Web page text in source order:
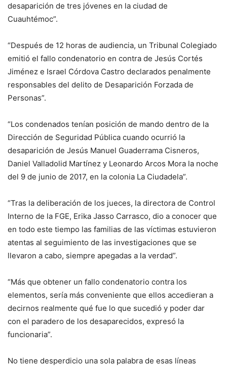
desaparición de tres jóvenes en la ciudad de
Cuauhtémoc”.
“Después de 12 horas de audiencia, un Tribunal Colegiado
emitió el fallo condenatorio en contra de Jesús Cortés
Jiménez e Israel Córdova Castro declarados penalmente
responsables del delito de Desaparición Forzada de
Personas”.
“Los condenados tenían posición de mando dentro de la
Dirección de Seguridad Pública cuando ocurrió la
desaparición de Jesús Manuel Guaderrama Cisneros,
Daniel Valladolid Martínez y Leonardo Arcos Mora la noche
del 9 de junio de 2017, en la colonia La Ciudadela”.
“Tras la deliberación de los jueces, la directora de Control
Interno de la FGE, Erika Jasso Carrasco, dio a conocer que
en todo este tiempo las familias de las víctimas estuvieron
atentas al seguimiento de las investigaciones que se
llevaron a cabo, siempre apegadas a la verdad”.
“Más que obtener un fallo condenatorio contra los
elementos, sería más conveniente que ellos accedieran a
decirnos realmente qué fue lo que sucedió y poder dar
con el paradero de los desaparecidos, expresó la
funcionaria”.
No tiene desperdicio una sola palabra de esas líneas